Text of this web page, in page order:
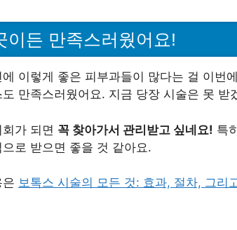
이든 만족스러웠어요!
이렇게 좋은 피부과들이 많다는 걸 이번
만족스러웠어요. 지금 당장 시술은 못 받
가 되면 꼭 찾아가서 관리받고 싶네요! 특
로 받으면 좋을 것 같아요.
보톡스 시술의 모든 것: 효과, 절차, 그리